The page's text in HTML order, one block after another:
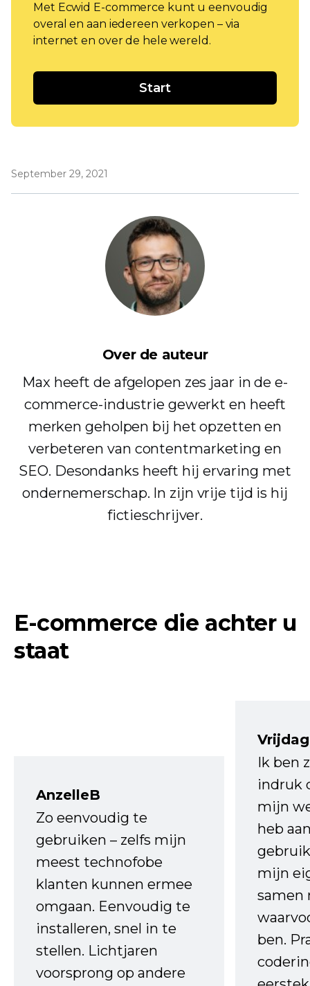
Met Ecwid E-commerce kunt u eenvoudig
overal en aan iedereen verkopen – via
internet en over de hele wereld.
Start
September 29, 2021
Over de auteur
Max heeft de afgelopen zes jaar in de e-
commerce-industrie gewerkt en heeft
merken geholpen bij het opzetten en
verbeteren van contentmarketing en
SEO. Desondanks heeft hij ervaring met
ondernemerschap. In zijn vrije tijd is hij
fictieschrijver.
E-commerce die achter u
staat
AnzelleB
Zo eenvoudig te
gebruiken – zelfs mijn
meest technofobe
klanten kunnen ermee
omgaan. Eenvoudig te
installeren, snel in te
stellen. Lichtjaren
voorsprong op andere
Ik ben
indruk
mijn
heb
mijn
samen
ben.